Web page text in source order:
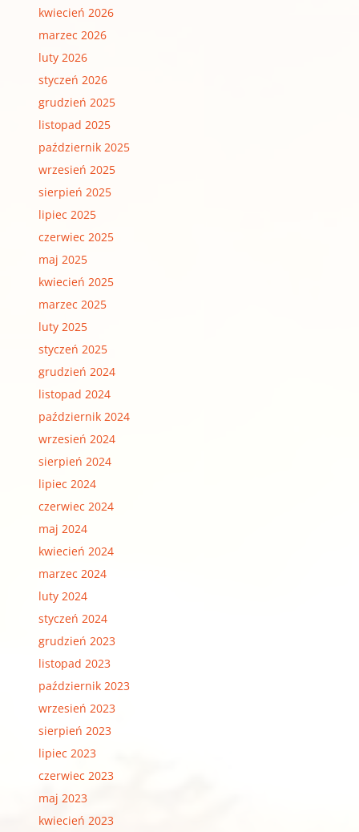
kwiecień 2026
marzec 2026
luty 2026
styczeń 2026
grudzień 2025
listopad 2025
październik 2025
wrzesień 2025
sierpień 2025
lipiec 2025
czerwiec 2025
maj 2025
kwiecień 2025
marzec 2025
luty 2025
styczeń 2025
grudzień 2024
listopad 2024
październik 2024
wrzesień 2024
sierpień 2024
lipiec 2024
czerwiec 2024
maj 2024
kwiecień 2024
marzec 2024
luty 2024
styczeń 2024
grudzień 2023
listopad 2023
październik 2023
wrzesień 2023
sierpień 2023
lipiec 2023
czerwiec 2023
maj 2023
kwiecień 2023